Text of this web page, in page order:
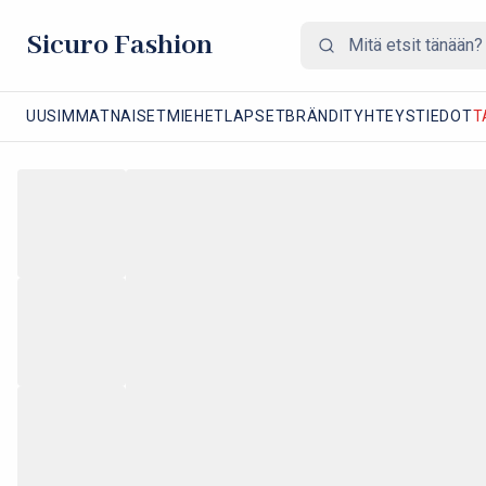
Sicuro Fashion
UUSIMMATNAISETMIEHETLAPSETBRÄNDITYHTEYSTIEDOT